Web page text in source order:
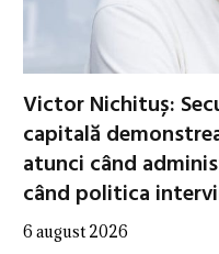
Victor Nichituș:
capitală
atunci când
când politica
6 august 2026